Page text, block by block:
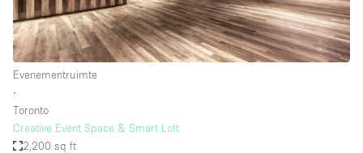
Evenementruimte
∙
Toronto
Creative Event Space & Smart Loft
2,200 sq ft